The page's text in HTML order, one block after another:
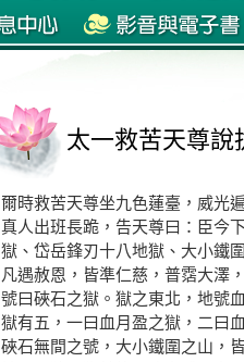
太一救苦天尊說
爾時救苦天尊坐九色蓮臺，威光
真人出班長跪，告天尊曰：臣今
獄、岱岳鋒刃十八地獄、大小鐵
凡遇赦恩，皆準仁慈，普霑大澤
號曰硤石之獄。獄之東北，地號
獄有五，一曰血月盈之獄，二曰
硤石無間之號，大小鐵圍之山，